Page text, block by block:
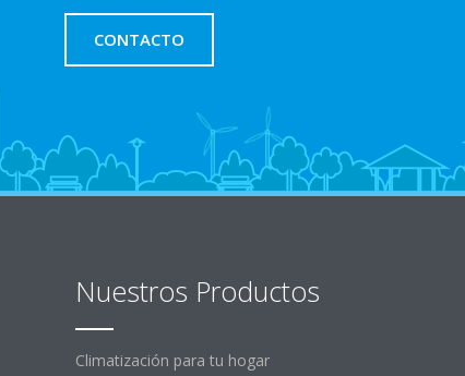
CONTACTO
Nuestros Productos
Climatización para tu hogar